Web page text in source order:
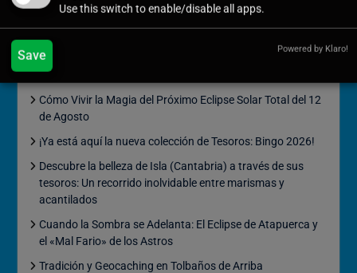
Últimas noticias
Cómo Vivir la Magia del Próximo Eclipse Solar Total del 12
de Agosto
¡Ya está aquí la nueva colección de Tesoros: Bingo 2026!
Descubre la belleza de Isla (Cantabria) a través de sus
tesoros: Un recorrido inolvidable entre marismas y
acantilados
Cuando la Sombra se Adelanta: El Eclipse de Atapuerca y
el «Mal Fario» de los Astros
Tradición y Geocaching en Tolbaños de Arriba
Use this switch to enable/disable all apps.
Save Powered by Klaro!